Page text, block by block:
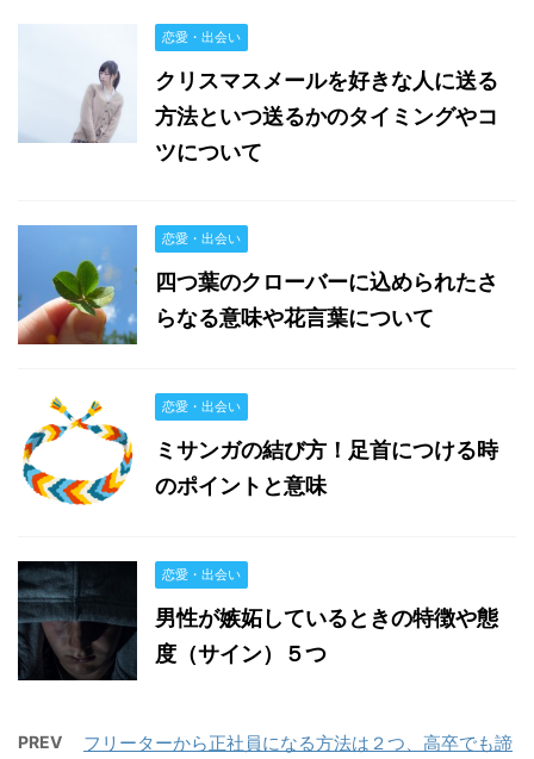
恋愛・出会い
クリスマスメールを好きな人に送る
方法といつ送るかのタイミングやコ
ツについて
恋愛・出会い
四つ葉のクローバーに込められたさ
らなる意味や花言葉について
恋愛・出会い
ミサンガの結び方！足首につける時
のポイントと意味
恋愛・出会い
男性が嫉妬しているときの特徴や態
度（サイン）５つ
PREV
フリーターから正社員になる方法は２つ、高卒でも諦